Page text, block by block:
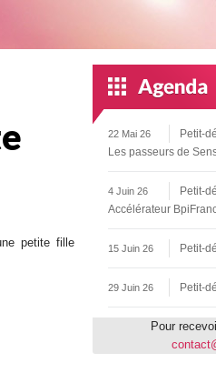
petite fille
22 Mai 26
Petit-
Les passeurs de
4 Juin 26
Petit-
Accélérateur
15 Juin 26 Petit-
29 Juin 26 Petit-
Pour